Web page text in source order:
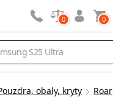
0 0
obaly, kryty Roar